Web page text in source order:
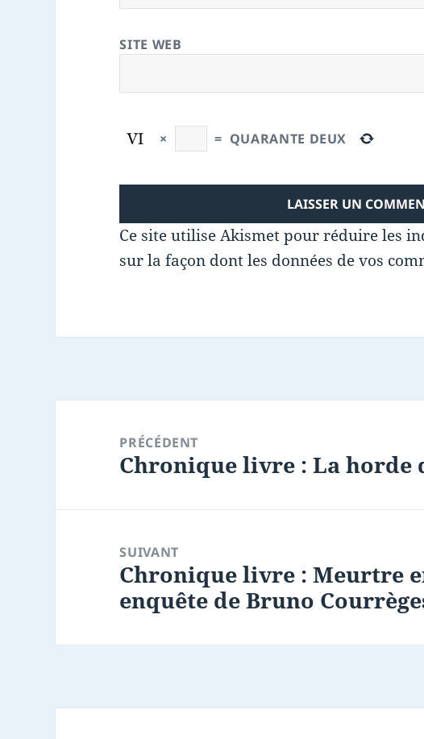
SITE WEB
× = QUARANTE DEUX
Ce site utilise Akismet pour réduire les
sur la façon dont les données de vos
PRÉCÉDENT
Article
Chronique livre : La horde
SUIVANT
Article
suivant :
Chronique livre : Meurtre
enquête de Bruno